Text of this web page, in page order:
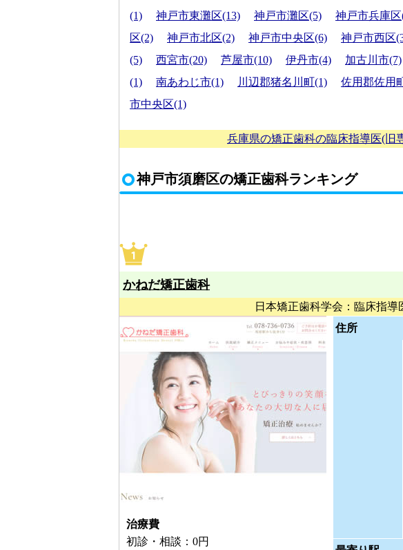
(1)
神戸市東灘区(13) 神戸市灘区(5) 神戸市兵庫区
区(2)
神戸市北区(2) 神戸市中央区(6) 神戸市西区
(5)
西宮市(20) 芦屋市(10) 伊丹市(4) 加古川市(7)
(1)
南あわじ市(1) 川辺郡猪名川町(1) 佐用郡佐用
市中央区(1)
兵庫県の矯正歯科の臨床指導医(旧
神戸市須磨区の矯正歯科ランキング
かねだ矯正歯科
日本矯正歯科学会：臨床指導
治療費
初診・相談：0円
住所